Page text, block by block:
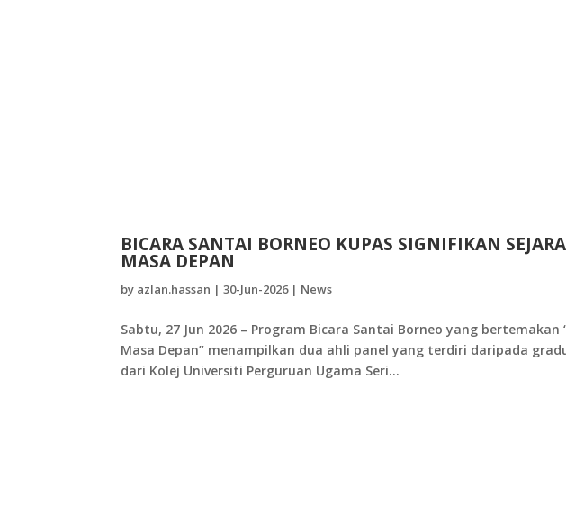
BICARA SANTAI BORNEO KUPAS SIGNIFIKAN
MASA DEPAN
by azlan.hassan |30-Jun-2026| News
Sabtu, 27 Jun 2026 – Program Bicara Santai Borneo yang
Masa Depan” menampilkan dua ahli panel yang terdiri daripada
dari Kolej Universiti Perguruan Ugama Seri...